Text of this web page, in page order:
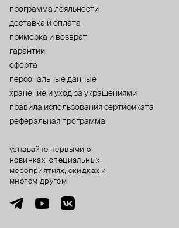
программа лояльности
доставка и оплата
примерка и возврат
гарантии
оферта
персональные данные
хранение и уход за украшениями
правила использования сертификата
реферальная программа
узнавайте первыми о
новинках, специальных
мероприятиях, скидках и
многом другом